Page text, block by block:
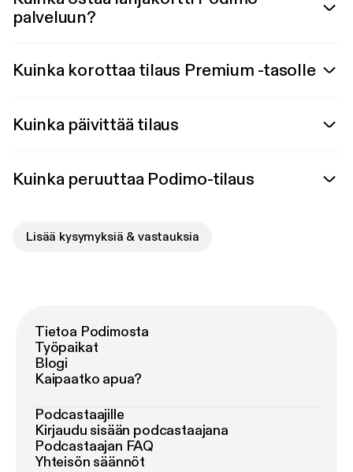
palveluun?
Kuinka korottaa tilaus Premium -tasolle
Kuinka päivittää tilaus
Kuinka peruuttaa Podimo-tilaus
Lisää kysymyksiä & vastauksia
Tietoa Podimosta
Työpaikat
Blogi
Kaipaatko apua?
Podcastaajille
Kirjaudu sisään podcastaajana
Podcastaajan FAQ
Yhteisön säännöt